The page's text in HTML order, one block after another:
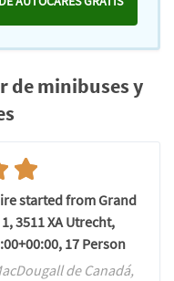
de minibuses y
started from Grand
3511 XA Utrecht,
17 Person
de Canadá,